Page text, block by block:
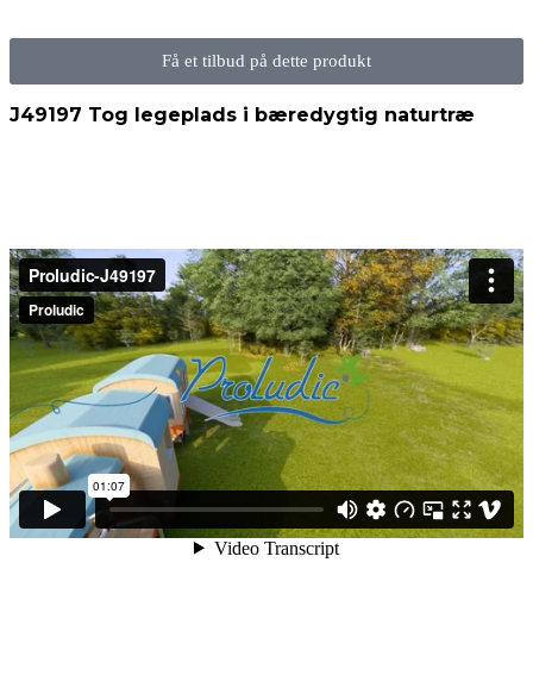
Få et tilbud på dette produkt
J49197 Tog legeplads i bæredygtig naturtræ